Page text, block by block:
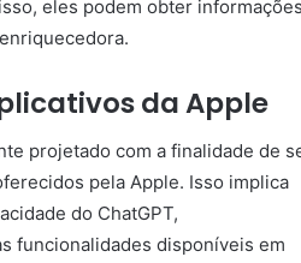
eles podem obter informações
da Apple
projetado com a finalidade de
pela Apple. Isso implica
do ChatGPT,
funcionalidades disponíveis em